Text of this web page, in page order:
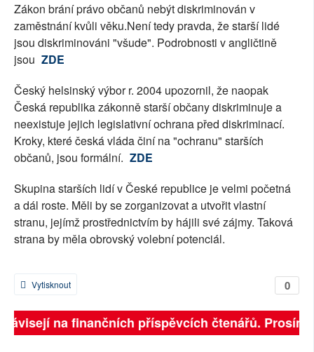
Zákon brání právo občanů nebýt diskriminován v
zaměstnání kvůli věku.Není tedy pravda, že starší lidé
jsou diskriminováni "všude". Podrobnosti v angličtině
jsou ZDE
Český helsinský výbor r. 2004 upozornil, že naopak
Česká republika zákonně starší občany diskriminuje a
neexistuje jejich legislativní ochrana před diskriminací.
Kroky, které česká vláda činí na "ochranu" starších
občanů, jsou formální. ZDE
Skupina starších lidí v České republice je velmi početná
a dál roste. Měli by se zorganizovat a utvořit vlastní
stranu, jejímž prostřednictvím by hájili své zájmy. Taková
strana by měla obrovský volební potenciál.
0
Vytisknout
na finančních příspěvcích čtenářů.